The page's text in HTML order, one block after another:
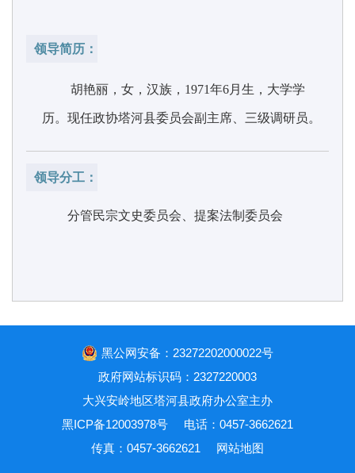
领导简历：
胡艳丽，女，汉族， 1971年6月生，大学学
历。现任政协塔河县委员会副主席、三级调研员。
领导分工：
分管民宗文史委员会、提案法制委员会
黑公网安备：23272202000022号
政府网站标识码：2327220003
大兴安岭地区塔河县政府办公室主办
黑ICP备12003978号
电话：0457-3662621
传真：0457-3662621
网站地图